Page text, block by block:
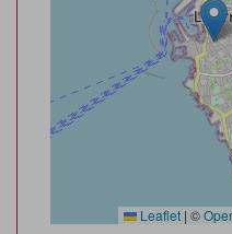
Leaflet | ©